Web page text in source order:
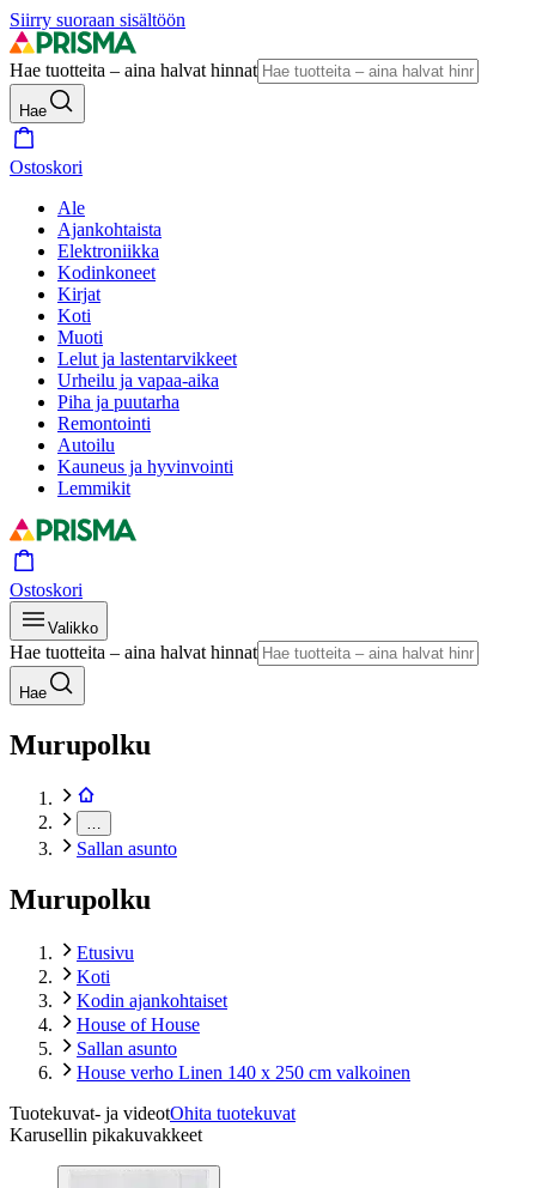
Siirry suoraan sisältöön
Hae tuotteita – aina halvat hinnat
Hae
Ostoskori
Ale
Ajankohtaista
Elektroniikka
Kodinkoneet
Kirjat
Koti
Muoti
Lelut ja lastentarvikkeet
Urheilu ja vapaa-aika
Piha ja puutarha
Remontointi
Autoilu
Kauneus ja hyvinvointi
Lemmikit
Ostoskori
Valikko
Hae tuotteita – aina halvat hinnat
Hae
Murupolku
Sallan asunto
Murupolku
Etusivu
Koti
Kodin ajankohtaiset
House of House
Sallan asunto
House verho Linen 140 x 250 cm valkoinen
Tuotekuvat- ja videotOhita tuotekuvat
Karusellin pikakuvakkeet